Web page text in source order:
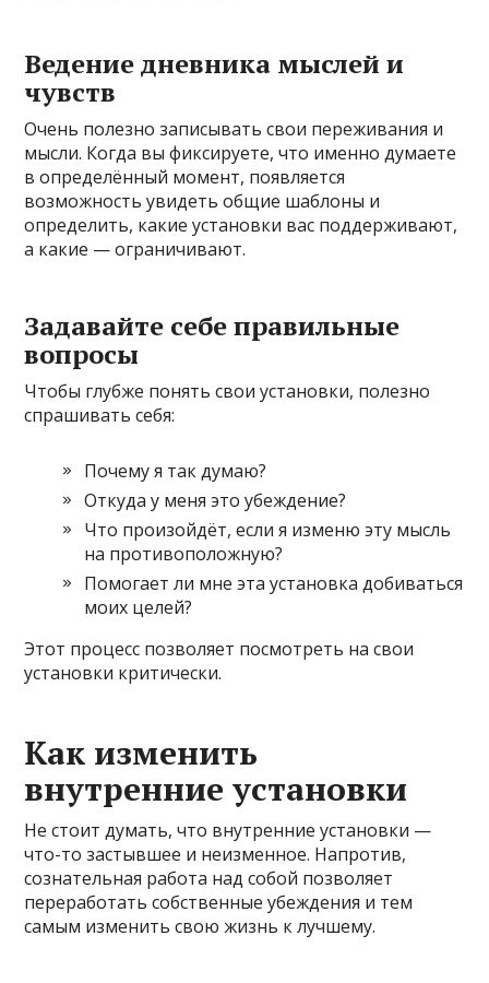
Ведение дневника мыслей и
чувств
Очень полезно записывать свои переживания и
мысли. Когда вы фиксируете, что именно думаете
в определённый момент, появляется
возможность увидеть общие шаблоны и
определить, какие установки вас поддерживают,
а какие — ограничивают.
Задавайте себе правильные
вопросы
Чтобы глубже понять свои установки, полезно
спрашивать себя:
Почему я так думаю?
Откуда у меня это убеждение?
Что произойдёт, если я изменю эту мысль
на противоположную?
Помогает ли мне эта установка добиваться
моих целей?
Этот процесс позволяет посмотреть на свои
установки критически.
Как изменить
внутренние установки
Не стоит думать, что внутренние установки —
что-то застывшее и неизменное. Напротив,
сознательная работа над собой позволяет
переработать собственные убеждения и тем
самым изменить свою жизнь к лучшему.